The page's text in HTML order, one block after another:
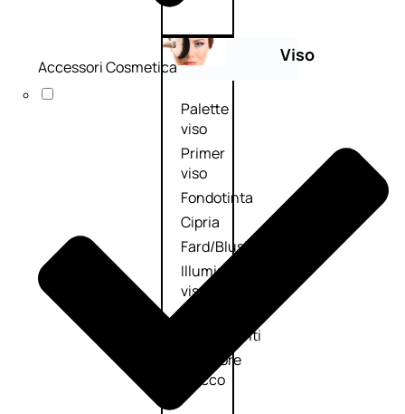
Viso
Palette
viso
Primer
viso
Fondotinta
Cipria
Fard/Blush
Illuminante
viso
abbronzanti
Fissatore
trucco
Accessori Cosmetica